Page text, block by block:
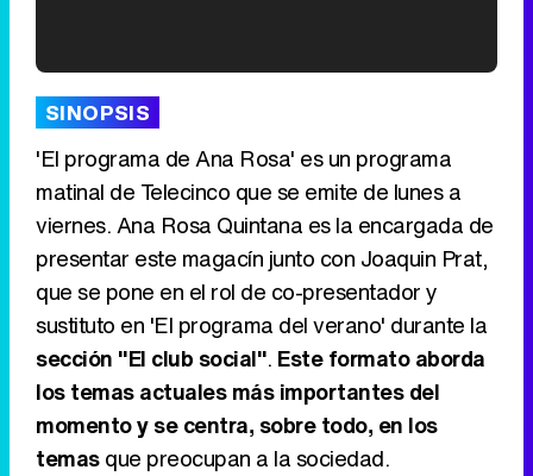
Tráiler de '33 días', la nueva serie de Atresplayer con Julián Villagrán y José Manuel Poga
Tráiler en catalán de 'Ravalear', la nueva serie de HBO Max sobre los fondos buitre
SINOPSIS
'El programa de Ana Rosa' es un programa
matinal de Telecinco que se emite de lunes a
viernes. Ana Rosa Quintana es la encargada de
presentar este magacín junto con Joaquin Prat,
que se pone en el rol de co-presentador y
sustituto en 'El programa del verano' durante la
sección "El club social". Este formato aborda
los temas actuales más importantes del
momento y se centra, sobre todo, en los
temasque preocupan a la sociedad.